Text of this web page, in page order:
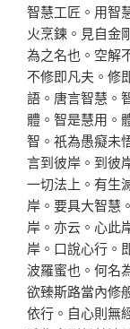
智慧工匠。用智
火烹鍊。見自金
為之名也。空解
不修即凡夫。修
語。 唐言智慧。
體。智是慧用。
智。祇為愚癡未
言到彼岸。到彼
一切法上。有生
岸。要具大智慧
岸。亦云 。心此
岸。口說心行。
波羅蜜也。何名
欲臻斯路當內修
依行。自心則無